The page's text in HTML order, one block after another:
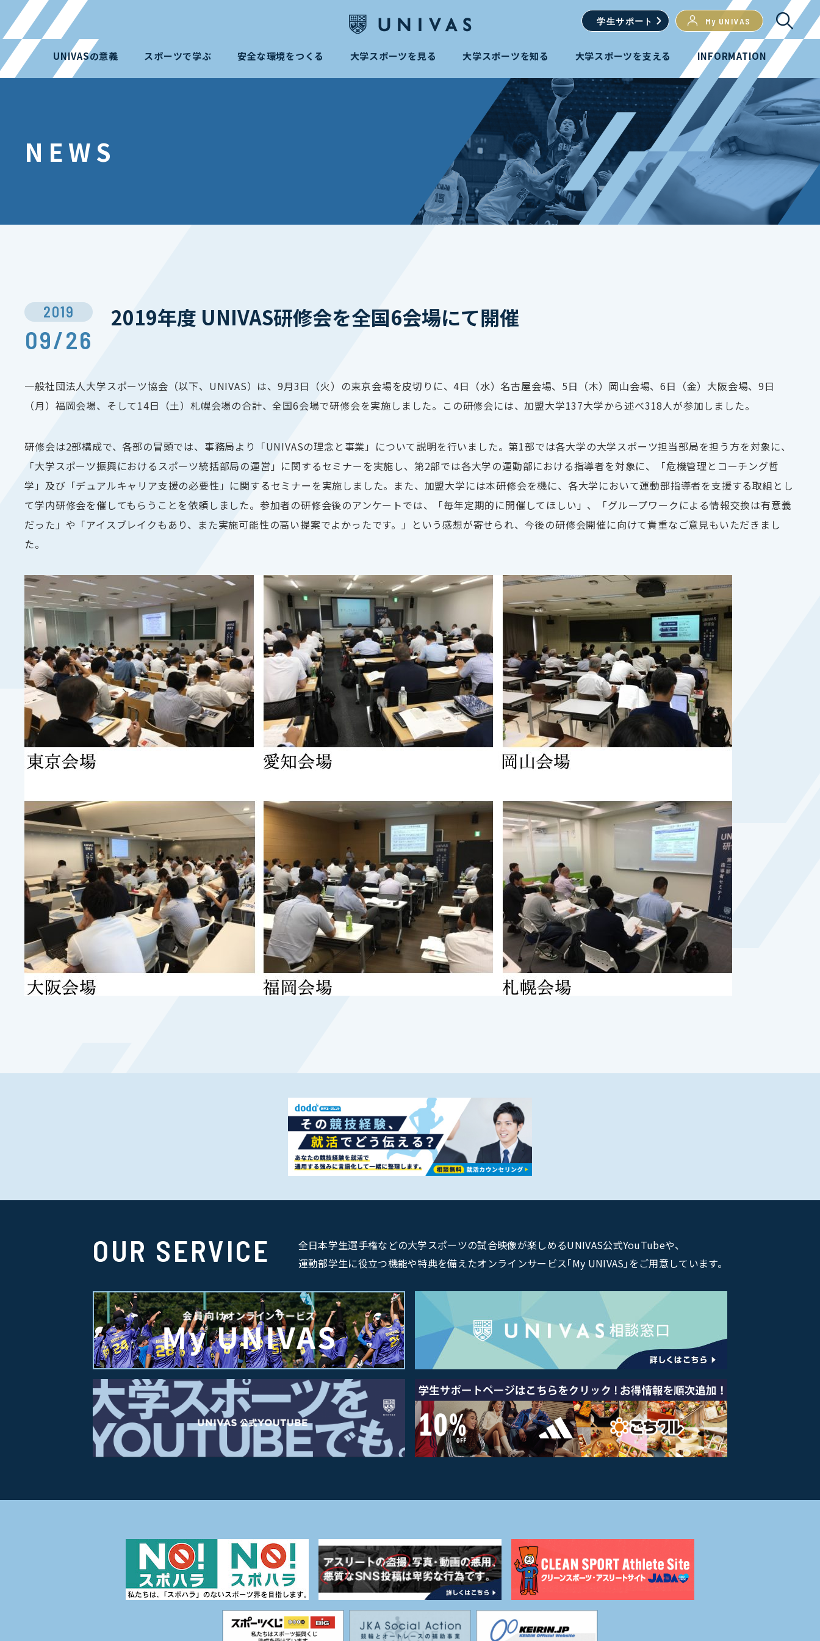
学生サポート My UNIVAS
UNIVASの意義 スポーツで学ぶ 安全な環境をつくる 大学スポーツを見る 大学スポーツを知る 大学スポーツを支える INFORMATION
NEWS
2019
09/26
2019年度 UNIVAS研修会を全国6会場にて開催
一般社団法人大学スポーツ協会（以下、UNIVAS）は、9月3日（火）の東京会場を皮切りに、4日（水）名古屋会場、5日（木）岡山会場、6日（金）大阪会場、9日
（月）福岡会場、そして14日（土）札幌会場の合計、全国6会場で研修会を実施しました。この研修会には、加盟大学137大学から述べ318人が参加しました。
研修会は2部構成で、各部の冒頭では、事務局より「UNIVASの理念と事業」について説明を行いました。第1部では各大学の大学スポーツ担当部局を担う方を対象に、
「大学スポーツ振興におけるスポーツ統括部局の運営」に関するセミナーを実施し、第2部では各大学の運動部における指導者を対象に、「危機管理とコーチング哲
学」及び「デュアルキャリア支援の必要性」に関するセミナーを実施しました。また、加盟大学には本研修会を機に、各大学において運動部指導者を支援する取組とし
て学内研修会を催してもらうことを依頼しました。参加者の研修会後のアンケートでは、「毎年定期的に開催してほしい」、「グループワークによる情報交換は有意義
だった」や「アイスブレイクもあり、また実施可能性の高い提案でよかったです。」という感想が寄せられ、今後の研修会開催に向けて貴重なご意見もいただきまし
た。
OUR SERVICE
全日本学生選手権などの大学スポーツの試合映像が楽しめるUNIVAS公式YouTubeや、
運動部学生に役立つ機能や特典を備えたオンラインサービス｢My UNIVAS｣をご用意しています。